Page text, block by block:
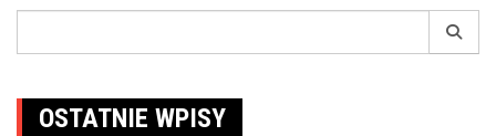
OSTATNIE WPISY